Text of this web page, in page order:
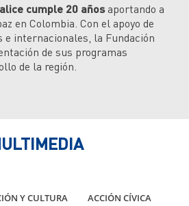
cumple 20 añosaportando a
en Colombia. Con el apoyo de
e internacionales, la Fundación
de sus programas
de la región.
Y CULTURA
ACCIÓN CÍVICA